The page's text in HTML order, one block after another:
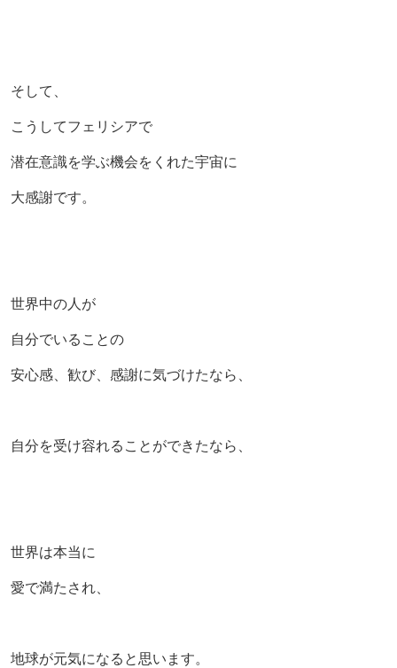
そして、
こうしてフェリシアで
潜在意識を学ぶ機会をくれた宇宙に
大感謝です。
世界中の人が
自分でいることの
安心感、歓び、感謝に気づけたなら、
自分を受け容れることができたなら、
世界は本当に
愛で満たされ、
地球が元気になると思います。